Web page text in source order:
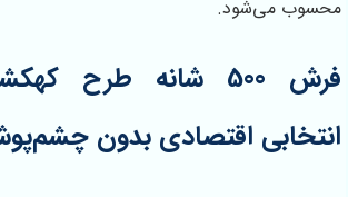
محسوب می‌شود.
فرش 500 شانه طرح
انتخابی اقتصادی بدون